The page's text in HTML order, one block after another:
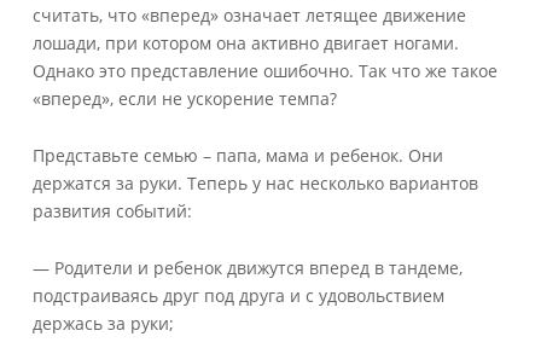
считать, что «вперед» означает летящее движение
лошади, при котором она активно двигает ногами.
Однако это представление ошибочно. Так что же такое
«вперед», если не ускорение темпа?
Представьте семью – папа, мама и ребенок. Они
держатся за руки. Теперь у нас несколько вариантов
развития событий:
— Родители и ребенок движутся вперед в тандеме,
подстраиваясь друг под друга и с удовольствием
держась за руки;